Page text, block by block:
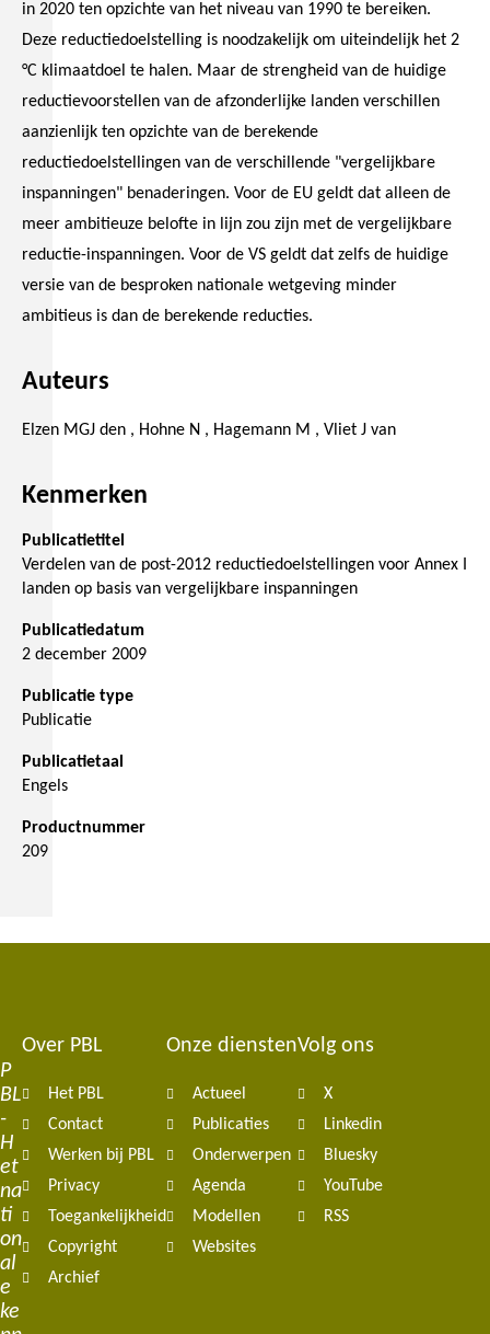
in 2020 ten opzichte van het niveau van 1990 te bereiken.
Deze reductiedoelstelling is noodzakelijk om uiteindelijk het 2
°C klimaatdoel te halen. Maar de strengheid van de huidige
reductievoorstellen van de afzonderlijke landen verschillen
aanzienlijk ten opzichte van de berekende
reductiedoelstellingen van de verschillende "vergelijkbare
inspanningen" benaderingen. Voor de EU geldt dat alleen de
meer ambitieuze belofte in lijn zou zijn met de vergelijkbare
reductie-inspanningen. Voor de VS geldt dat zelfs de huidige
versie van de besproken nationale wetgeving minder
ambitieus is dan de berekende reducties.
Auteurs
Elzen MGJ den , Hohne N , Hagemann M , Vliet J van
Kenmerken
Publicatietitel
Verdelen van de post-2012 reductiedoelstellingen voor Annex I
landen op basis van vergelijkbare inspanningen
Publicatiedatum
2 december 2009
Publicatie type
Publicatie
Publicatietaal
Engels
Productnummer
209
P
BL
-
H
et
na
ti
on
al
e
ke
Footer
navigation
Over PBL
Het PBL
Contact
Werken bij PBL
Privacy
Toegankelijkheid
Copyright
Archief
Onze diensten
Actueel
Publicaties
Onderwerpen
Agenda
Modellen
Websites
Volg ons
X
Linkedin
Bluesky
YouTube
RSS